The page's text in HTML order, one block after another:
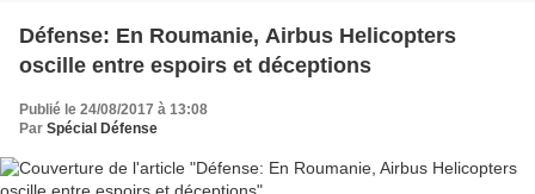
Défense: En Roumanie, Airbus Helicopters
oscille entre espoirs et déceptions
Publié le 24/08/2017 à 13:08
Par Spécial Défense